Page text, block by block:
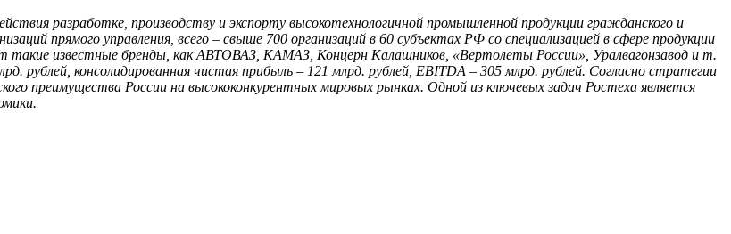
разработке, производству и экспорту высокотехнологичной промышленной продукции гражданского и
прямого управления, всего – свыше 700 организаций в 60 субъектах РФ со специализацией в сфере продукции
такие известные бренды, как АВТОВАЗ, КАМАЗ, Концерн Калашников, «Вертолеты России», Уралвагонзавод и т.
рублей, консолидированная чистая прибыль – 121 млрд. рублей, EBITDA – 305 млрд. рублей. Согласно стратегии
преимущества России на высококонкурентных мировых рынках. Одной из ключевых задач Ростеха является